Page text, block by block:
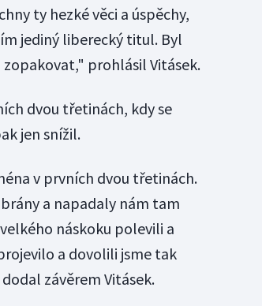
ty hezké věci a úspěchy,
jediný liberecký titul. Byl
prohlásil Vitásek.
dvou třetinách, kdy se
jen snížil.
v prvních dvou třetinách.
a napadaly nám tam
náskoku polevili a
a dovolili jsme tak
závěrem Vitásek.